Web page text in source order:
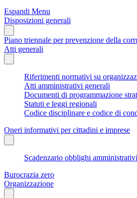
Espandi Menu
Disposizioni generali
Piano triennale per prevenzione della
Atti generali
Riferimenti normativi su
Atti amministrativi generali
Documenti di programmazione
Statuti e leggi regionali
Codice disciplinare e codice di
Oneri informativi per cittadini e imprese
Scadenzario obblighi amministrativi
Burocrazia zero
Organizzazione